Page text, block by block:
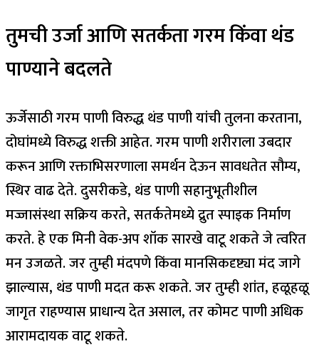
तुमची उर्जा आणि सतर्कता गरम किंवा थंड
पाण्याने बदलते
ऊर्जेसाठी गरम पाणी विरुद्ध थंड पाणी यांची तुलना करताना,
दोघांमध्ये विरुद्ध शक्ती आहेत. गरम पाणी शरीराला उबदार
करून आणि रक्ताभिसरणाला समर्थन देऊन सावधतेत सौम्य,
स्थिर वाढ देते. दुसरीकडे, थंड पाणी सहानुभूतीशील
मज्जासंस्था सक्रिय करते, सतर्कतेमध्ये द्रुत स्पाइक निर्माण
करते. हे एक मिनी वेक-अप शॉक सारखे वाटू शकते जे त्वरित
मन उजळते.जर तुम्ही मंदपणे किंवा मानसिकदृष्ट्या मंद जागे
झाल्यास, थंड पाणी मदत करू शकते.जर तुम्ही शांत, हळूहळू
जागृत राहण्यास प्राधान्य देत असाल, तर कोमट पाणी अधिक
आरामदायक वाटू शकते.